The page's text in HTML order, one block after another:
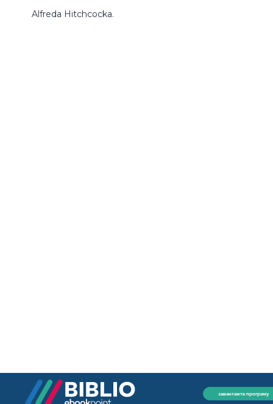
Alfreda Hitchcocka.
завантажте програму